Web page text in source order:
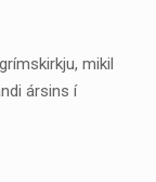
mikil
ársins í